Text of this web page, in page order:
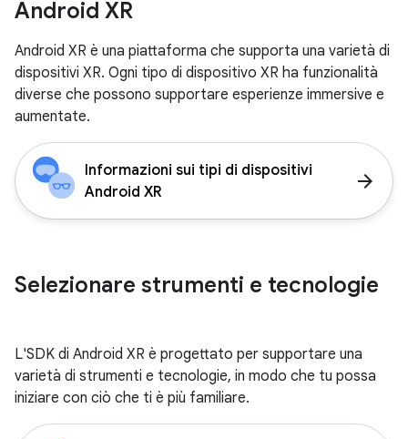
Android XR
Android XR è una piattaforma che supporta una varietà di
dispositivi XR. Ogni tipo di dispositivo XR ha funzionalità
diverse che possono supportare esperienze immersive e
aumentate.
Informazioni sui tipi di dispositivi
Android XR
arrow_forward
Selezionare strumenti e tecnologie
L'SDK di Android XR è progettato per supportare una
varietà di strumenti e tecnologie, in modo che tu possa
iniziare con ciò che ti è più familiare.